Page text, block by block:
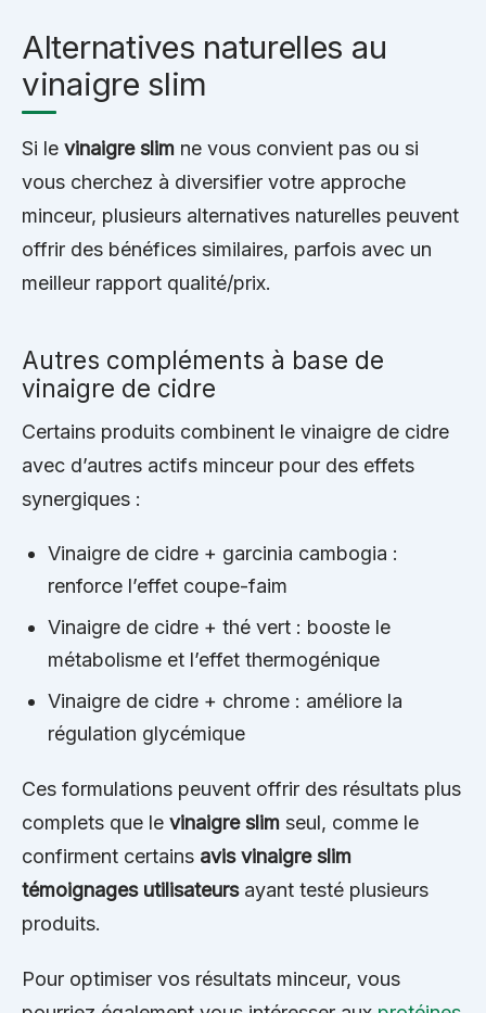
Alternatives naturelles au
vinaigre slim
Si le vinaigre slim ne vous convient pas ou si
vous cherchez à diversifier votre approche
minceur, plusieurs alternatives naturelles peuvent
offrir des bénéfices similaires, parfois avec un
meilleur rapport qualité/prix.
Autres compléments à base de
vinaigre de cidre
Certains produits combinent le vinaigre de cidre
avec d’autres actifs minceur pour des effets
synergiques :
Vinaigre de cidre + garcinia cambogia :
renforce l’effet coupe-faim
Vinaigre de cidre + thé vert : booste le
métabolisme et l’effet thermogénique
Vinaigre de cidre + chrome : améliore la
régulation glycémique
Ces formulations peuvent offrir des résultats plus
complets que le vinaigre slim seul, comme le
confirment certains avis vinaigre slim
témoignages utilisateursayant testé plusieurs
produits.
Pour optimiser vos résultats minceur, vous